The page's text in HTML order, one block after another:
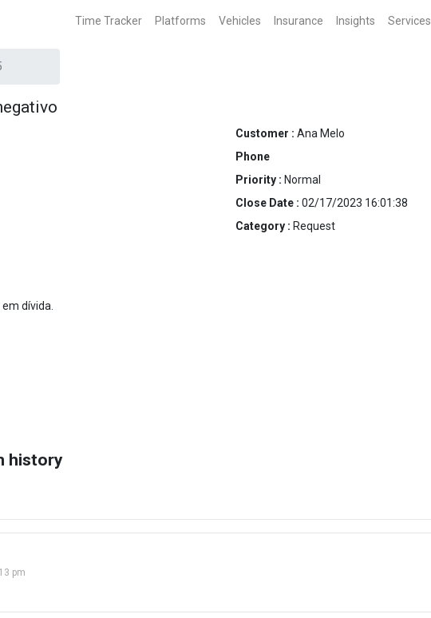
Time Tracker Platforms Vehicles Insurance Insights Services
Customer : Ana Melo
Phone
Priority : Normal
Close Date : 02/17/2023 16:01:38
Category : Request
dívida.
history
pm